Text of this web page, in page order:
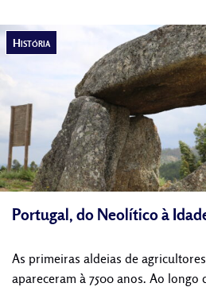
Portugal, do Neolítico à
As primeiras aldeias de
apareceram à 7500 anos. Ao longo
História